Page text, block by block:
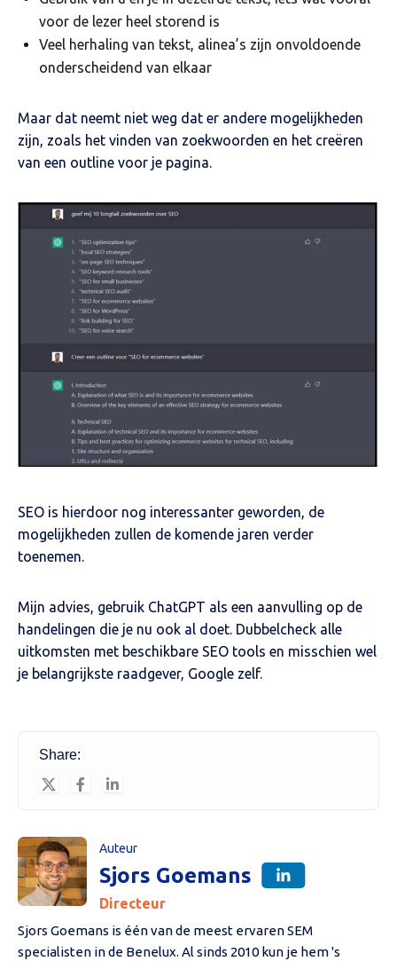
voor de lezer heel storend is
Veel herhaling van tekst, alinea’s zijn onvoldoende
onderscheidend van elkaar
Maar dat neemt niet weg dat er andere mogelijkheden
zijn, zoals het vinden van zoekwoorden en het creëren
van een outline voor je pagina.
SEO is hierdoor nog interessanter geworden, de
mogelijkheden zullen de komende jaren verder
toenemen.
Mijn advies, gebruik ChatGPT als een aanvulling op de
handelingen die je nu ook al doet. Dubbelcheck alle
uitkomsten met beschikbare SEO tools en misschien wel
je belangrijkste raadgever, Google zelf.
Share:
Auteur
Sjors Goemans
Directeur
Sjors Goemans is één van de meest ervaren SEM
specialisten in de Benelux. Al sinds 2010 kun je hem 's